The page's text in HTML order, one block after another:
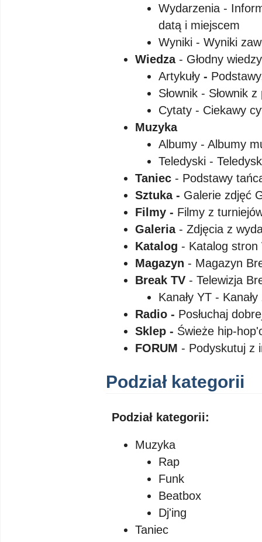
Wydarzenia -
datą i miejscem
Wyniki - Wyniki
Wiedza- Głodny
Artykuły -
Słownik - Słownik
Cytaty - Ciekawy
Muzyka
Albumy - Albumy
Teledyski -
Taniec - Podstawy
Sztuka - Galerie zdjęć
Filmy - Filmy z
Galeria - Zdjęcia z
Katalog - Katalog stron
Magazyn - Magazyn
Break TV - Telewizja
Kanały YT -
Radio - Posłuchaj
Sklep - Świeże hip-
FORUM - Podyskutuj z
Podział kategorii
Podział kategorii:
Muzyka
Rap
Funk
Beatbox
Dj'ing
Taniec